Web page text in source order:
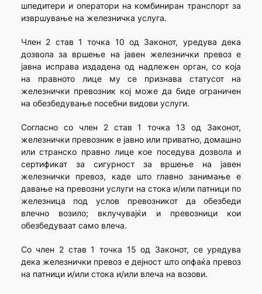
шпедитери и оператори на комбиниран транспорт за
извршување на железничка услуга.
Член 2 став 1 точка 10 од Законот, уредува дека
дозвола за вршење на јавен железнички превоз е
јавна исправа издадена од надлежен орган, со која
на правното лице му се признава статусот на
железнички превозник кој може да биде ограничен
на обезбедување посебни видови услуги.
Согласно со член 2 став 1 точка 13 од Законот,
железнички превозник е јавно или приватно, домашно
или странско правно лице кое поседува дозвола и
сертификат за сигурност за вршење на јавен
железнички превоз, каде што главно занимање е
давање на превозни услуги на стока и/или патници по
железница под услов превозникот да обезбеди
влечно возило; вклучувајќи и превозници кои
обезбедуваат само влеча.
Со член 2 став 1 точка 15 од Законот, се уредува
дека железнички превоз е дејност што опфаќа превоз
на патници и/или стока и/или влеча на возови.